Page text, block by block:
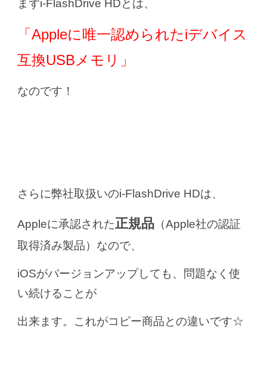
まずi-FlashDrive HDとは、
「Appleに唯一認められたiデバイス
互換USBメモリ」
なのです！
さらに弊社取扱いのi-FlashDrive HDは、
Appleに承認された正規品 （Apple社の認証
取得済み製品） なので、
iOSがバージョンアップしても、 問題なく使
い続けることが
出来ます。これがコピー商品との違いです☆